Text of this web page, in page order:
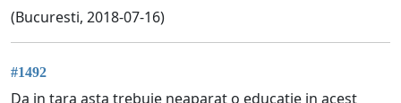
(Bucuresti, 2018-07-16)
#1492
Da in tara asta trebuie neaparat o educatie in acest